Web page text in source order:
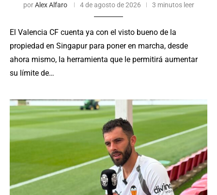
porAlex Alfaro 4 de agosto de 2026 3 minutos leer
El Valencia CF cuenta ya con el visto bueno de la
propiedad en Singapur para poner en marcha, desde
ahora mismo, la herramienta que le permitirá aumentar
su límite de…